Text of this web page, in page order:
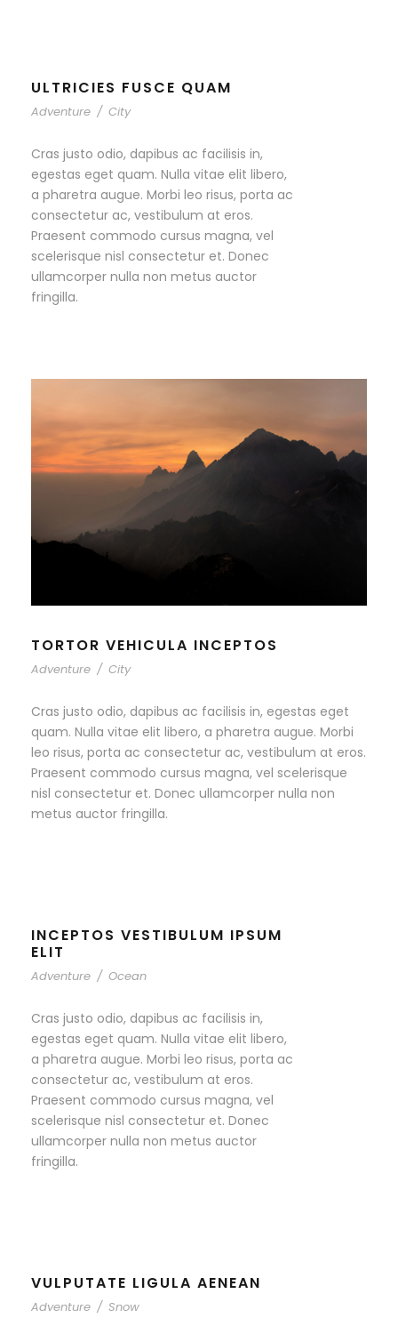
ULTRICIES FUSCE QUAM
Adventure / City
Cras justo odio, dapibus ac facilisis in,
egestas eget quam. Nulla vitae elit libero,
a pharetra augue. Morbi leo risus, porta ac
consectetur ac, vestibulum at eros.
Praesent commodo cursus magna, vel
scelerisque nisl consectetur et. Donec
ullamcorper nulla non metus auctor
fringilla.
TORTOR VEHICULA INCEPTOS
Adventure / City
Cras justo odio, dapibus ac facilisis in, egestas eget
quam. Nulla vitae elit libero, a pharetra augue. Morbi
leo risus, porta ac consectetur ac, vestibulum at eros.
Praesent commodo cursus magna, vel scelerisque
nisl consectetur et. Donec ullamcorper nulla non
metus auctor fringilla.
INCEPTOS VESTIBULUM IPSUM
ELIT
Adventure / Ocean
Cras justo odio, dapibus ac facilisis in,
egestas eget quam. Nulla vitae elit libero,
a pharetra augue. Morbi leo risus, porta ac
consectetur ac, vestibulum at eros.
Praesent commodo cursus magna, vel
scelerisque nisl consectetur et. Donec
ullamcorper nulla non metus auctor
fringilla.
VULPUTATE LIGULA AENEAN
Adventure / Snow